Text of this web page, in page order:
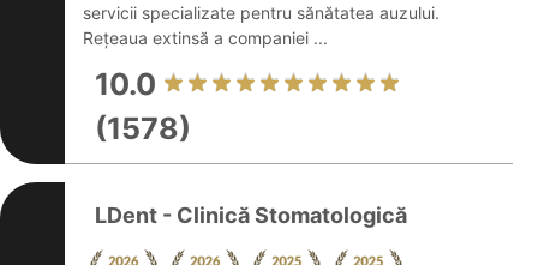
servicii specializate pentru sănătatea auzului.
Rețeaua extinsă a companiei ...
10.0
(1578)
LDent - Clinică Stomatologică